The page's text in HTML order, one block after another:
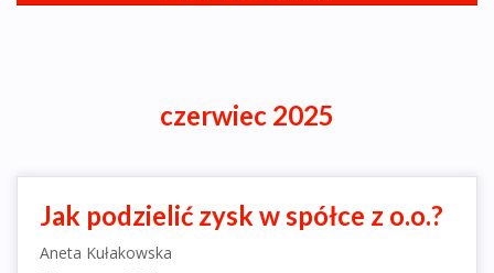
czerwiec 2025
Jak podzielić zysk w spółce z o.o.?
Aneta Kułakowska